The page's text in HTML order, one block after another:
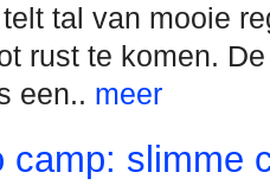
tal van mooie
rust te komen.
een.. meer
camp: slimme